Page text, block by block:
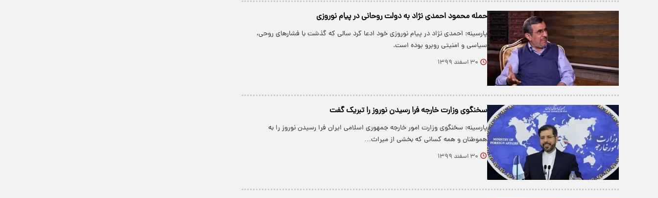
حمله محمود احمدی نژاد به دولت روحانی در پیام نوروزی
پارسینه: احمدی نژاد در پیام نوروزی خود ادعا کرد سالی که گذشت با فشارهای روحی،
سیاسی و امنیتی روبرو بوده است.
۳۰ اسفند ۱۳۹۹
سخنگوی وزارت خارجه فرا رسیدن نوروز را تبریک گفت
پارسینه: سخنگوی وزارت امور خارجه جمهوری اسلامی ایران فرا رسیدن نوروز را به
هموطنان و همه کسانی که بخشی از میراث…
۳۰ اسفند ۱۳۹۹